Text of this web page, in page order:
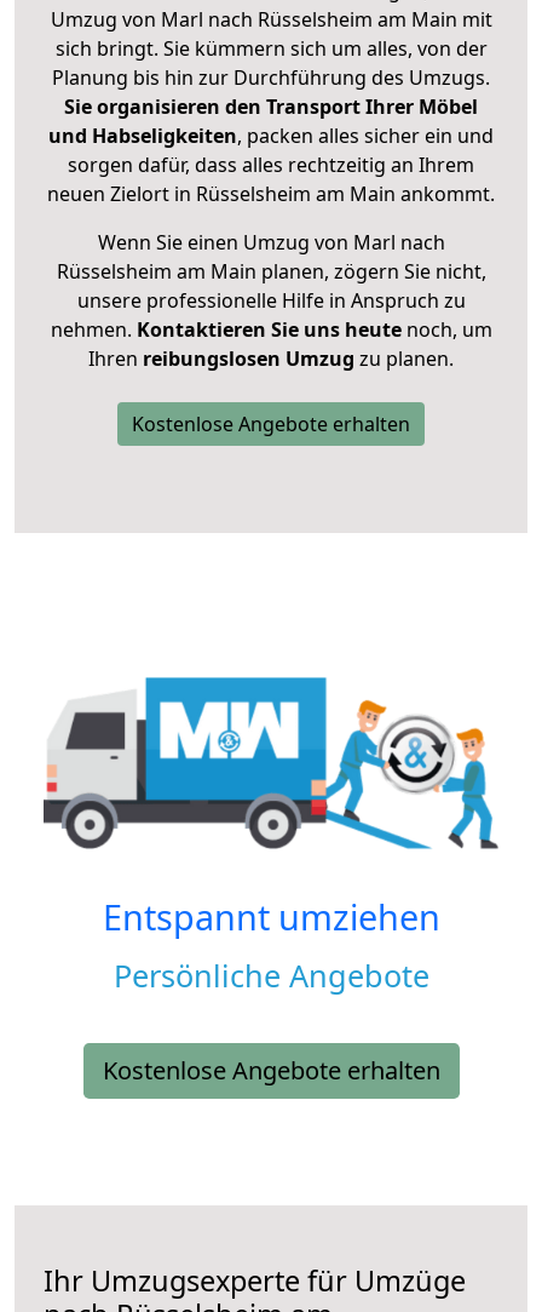
Umzug von Marl nach Rüsselsheim am Main mit
sich bringt. Sie kümmern sich um alles, von der
Planung bis hin zur Durchführung des Umzugs.
Sie organisieren den Transport Ihrer Möbel
und Habseligkeiten, packen alles sicher ein und
sorgen dafür, dass alles rechtzeitig an Ihrem
neuen Zielort in Rüsselsheim am Main ankommt.
Wenn Sie einen Umzug von Marl nach
Rüsselsheim am Main planen, zögern Sie nicht,
unsere professionelle Hilfe in Anspruch zu
nehmen. Kontaktieren Sie uns heutenoch, um
Ihren reibungslosen Umzug zu planen.
Kostenlose Angebote erhalten
Entspannt umziehen
Persönliche Angebote
Kostenlose Angebote erhalten
Ihr Umzugsexperte für Umzüge